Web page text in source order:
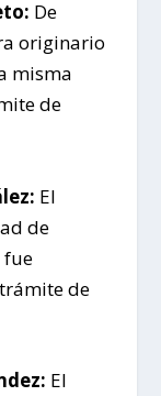
De
originario
misma
de
El
de
fue
de
El